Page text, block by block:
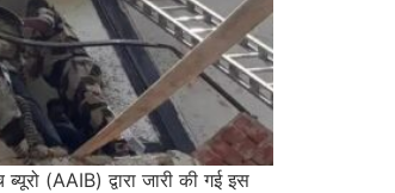
(AAIB) द्वारा जारी की गई इस